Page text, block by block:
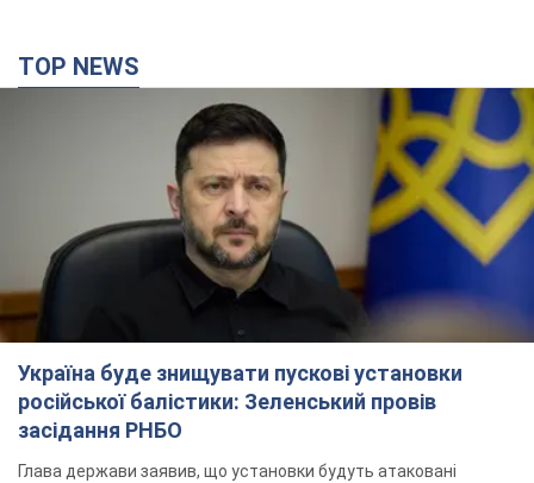
TOP NEWS
Україна буде знищувати пускові установки
російської балістики: Зеленський провів
засідання РНБО
Глава держави заявив, що установки будуть атаковані